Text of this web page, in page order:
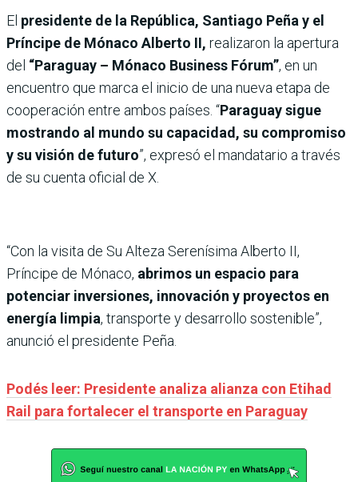
El presidente de la República, Santiago Peña y el
Príncipe de Mónaco Alberto II, realizaron la apertura
del “Paraguay – Mónaco Business Fórum”, en un
encuentro que marca el inicio de una nueva etapa de
cooperación entre ambos países. “Paraguay sigue
mostrando al mundo su capacidad, su compromiso
y su visión de futuro”, expresó el mandatario a través
de su cuenta oficial de X.
“Con la visita de Su Alteza Serenísima Alberto II,
Príncipe de Mónaco, abrimos un espacio para
potenciar inversiones, innovación y proyectos en
energía limpia, transporte y desarrollo sostenible”,
anunció el presidente Peña.
Podés leer: Presidente analiza alianza con Etihad
Rail para fortalecer el transporte en Paraguay